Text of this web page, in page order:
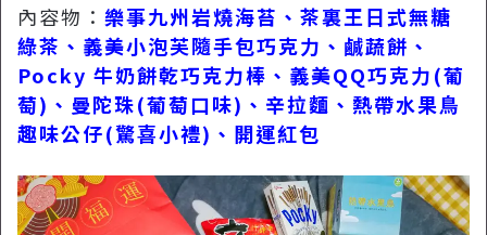
內容物： 樂事九州岩燒海苔、茶裏王日式無糖
綠茶、義美小泡芙隨手包巧克力、鹹蔬餅、
Pocky 牛奶餅乾巧克力棒、義美QQ巧克力(葡
萄)、曼陀珠(葡萄口味)、辛拉麵、熱帶水果鳥
趣味公仔(驚喜小禮)、開運紅包